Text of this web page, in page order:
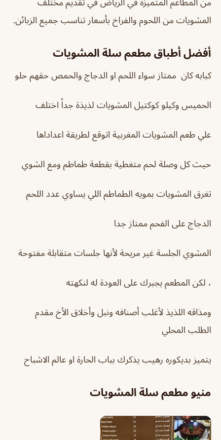
من المطاعم المتميزة في الرياض في تقديم مختلف
المشويات من اللحوم والفراخ بأسعار تناسب جميع الزبائن.
أفضل أطباق مطعم سلة المشويات
كبابه كان ممتاز سواء اللحم او الدجاج والحمص حقهم حلو
الحميس وكيلو كوكتيل المشويات لذيذة جداً اختلف
علي طعم المشويات المغربية اتوقع لطريقة اعداداها
حيث كل وصلة لحم متغطية بقطعة طماطم ومع الشوي
تغرق المشويات بمويه الطماطم اللي يساوي عدد اللحم
الدجاج على الفحم ممتاز جدا
المشوي الجلسة غير مريحة لأنها جلسات متقابلة مفتوحة
، لكن المطعم يجبرك على العودة له لنكهته
ومذاقه اللذيذ لأغلب أصنافه ونبل وأخلاق الأخ مقدم
الطلب المحلي
يتميز بديكوره رهيب يذكرك بباب الحارة او عالم الاشباح
منيو مطعم سلة المشويات